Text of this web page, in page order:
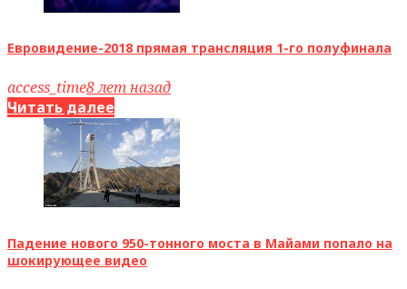
Евровидение-2018 прямая трансляция 1-го полуфинала
access_time8 лет назад
Читать далее
Падение нового 950-тонного моста в Майами попало на
шокирующее видео